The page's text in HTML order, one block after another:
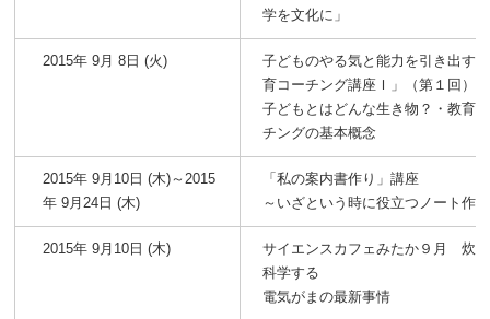
学を文化に」
2015年 9月 8日 (火)
子どものやる気と能力を引き出す
育コーチング講座Ｉ」（第１回）
子どもとはどんな生き物？・教育
チングの基本概念
2015年 9月10日 (木)～2015
年 9月24日 (木)
「私の案内書作り」講座
～いざという時に役立つノート作
2015年 9月10日 (木)
サイエンスカフェみたか９月 炊
科学する
電気がまの最新事情